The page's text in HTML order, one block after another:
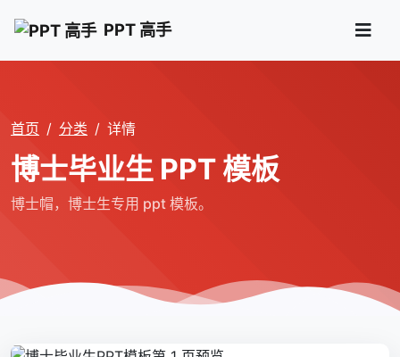
PPT 高手
首页 分类 详情
博士毕业生 PPT 模板
博士帽，博士生专用 ppt 模板。